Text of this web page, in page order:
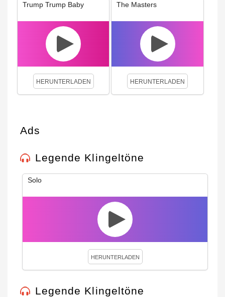
Trump Trump Baby
HERUNTERLADEN
The Masters
HERUNTERLADEN
Ads
Legende Klingeltöne
Solo
HERUNTERLADEN
Legende Klingeltöne